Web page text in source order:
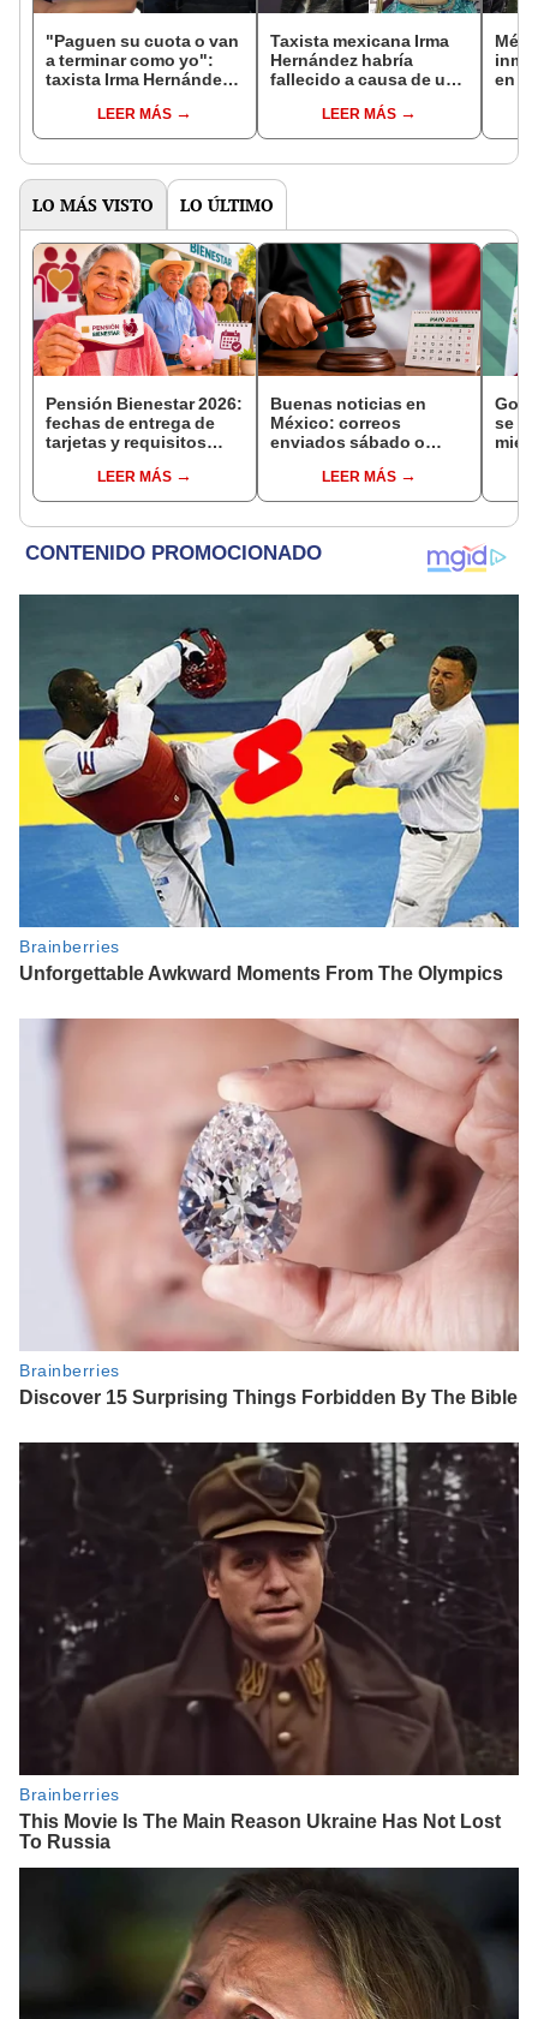
"Paguen su cuota o van
a terminar como yo":
taxista Irma Hernández
haber sido secuestrada
en Veracruz
LEER MÁS
Taxista mexicana Irma
Hernández habría
fallecido a causa de un
gobernadora de
Veracruz
LEER MÁS
en
del
LO MÁS VISTO LO ÚLTIMO
Pensión Bienestar 2026:
fechas de entrega de
tarjetas y requisitos
beneficiarios
LEER MÁS
Buenas noticias en
México: correos
enviados sábado o
amparo serán válidos
desde el siguiente día
LEER MÁS
se